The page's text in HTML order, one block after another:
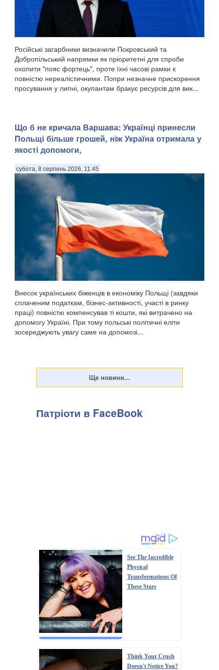
Російські загарбники визначили Покровський та
Добропільський напрямки як пріоритетні для спроби
охопити "пояс фортець", проте їхні часові рамки є
повністю нереалістичними. Попри незначне прискорення
просування у липні, окупантам бракує ресурсів для вик...
Що б не кричала Варшава: Українці принесли
Польщі більше грошей, ніж Україна отримала у
якості допомоги,
субота, 8 серпень 2026, 11:45
Внесок українських біженців в економіку Польщі (завдяки
сплаченим податкам, бізнес-активності, участі в ринку
праці) повністю компенсував ті кошти, які витрачено на
допомогу Україні. При тому польські політичні еліти
зосереджують увагу саме на допомозі...
Патріоти в FaceBook
See The Incredible
Physical
Transformations Of
These Stars
Think Your Crush
Doesn't Notice You?